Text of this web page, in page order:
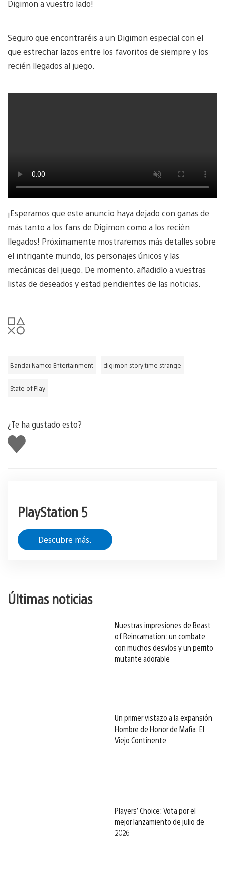
Digimon a vuestro lado!
Seguro que encontraréis a un Digimon especial con el
que estrechar lazos entre los favoritos de siempre y los
recién llegados al juego.
¡Esperamos que este anuncio haya dejado con ganas de
más tanto a los fans de Digimon como a los recién
llegados! Próximamente mostraremos más detalles sobre
el intrigante mundo, los personajes únicos y las
mecánicas del juego. De momento, añadidlo a vuestras
listas de deseados y estad pendientes de las noticias.
Bandai Namco Entertainment digimon story time strange
State of Play
¿Te ha gustado esto?
Me
gusta
esto
PlayStation 5
Descubre más.
Últimas noticias
Nuestras impresiones de Beast
of Reincarnation: un combate
con muchos desvíos y un perrito
mutante adorable
Un primer vistazo a la expansión
Hombre de Honor de Mafia: El
Viejo Continente
Players’ Choice: Vota por el
mejor lanzamiento de julio de
2026